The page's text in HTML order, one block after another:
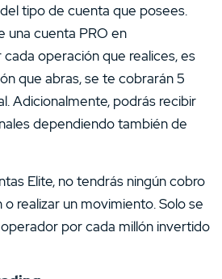
tipo de cuenta que posees.
una cuenta PRO en
cada operación que realices, es
que abras, se te cobrarán 5
Adicionalmente, podrás recibir
dependiendo también de
Elite, no tendrás ningún cobro
realizar un movimiento. Solo se
por cada millón invertido